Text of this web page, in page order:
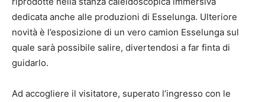
dedicata anche alle produzioni di Esselunga. Ulteriore
novità è l’esposizione di un vero camion Esselunga sul
quale sarà possibile salire, divertendosi a far finta di
guidarlo.
Ad accogliere il visitatore, superato l’ingresso con le